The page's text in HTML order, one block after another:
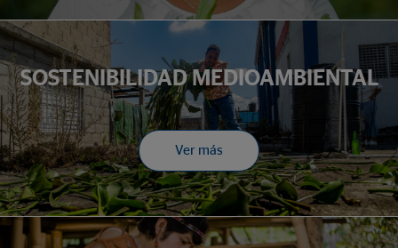
SOSTENIBILIDAD MEDIOAMBIENTAL
Ver más